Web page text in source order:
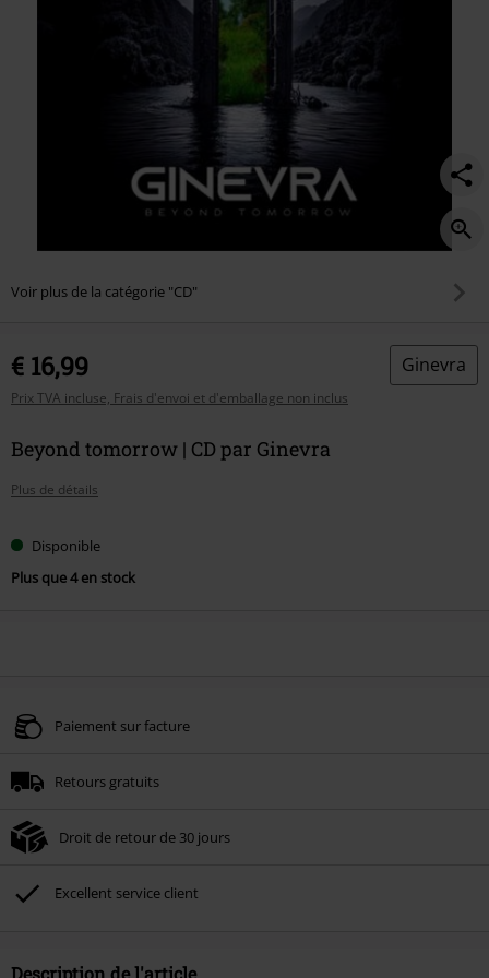
Voir plus de la catégorie "CD"
€ 16,99
Prix TVA incluse, Frais d'envoi et d'emballage non inclus
Ginevra
Beyond tomorrow | CD par Ginevra
Plus de détails
Disponible
Plus que 4 en stock
Paiement sur facture
Retours gratuits
Droit de retour de 30 jours
Excellent service client
Description de l'article